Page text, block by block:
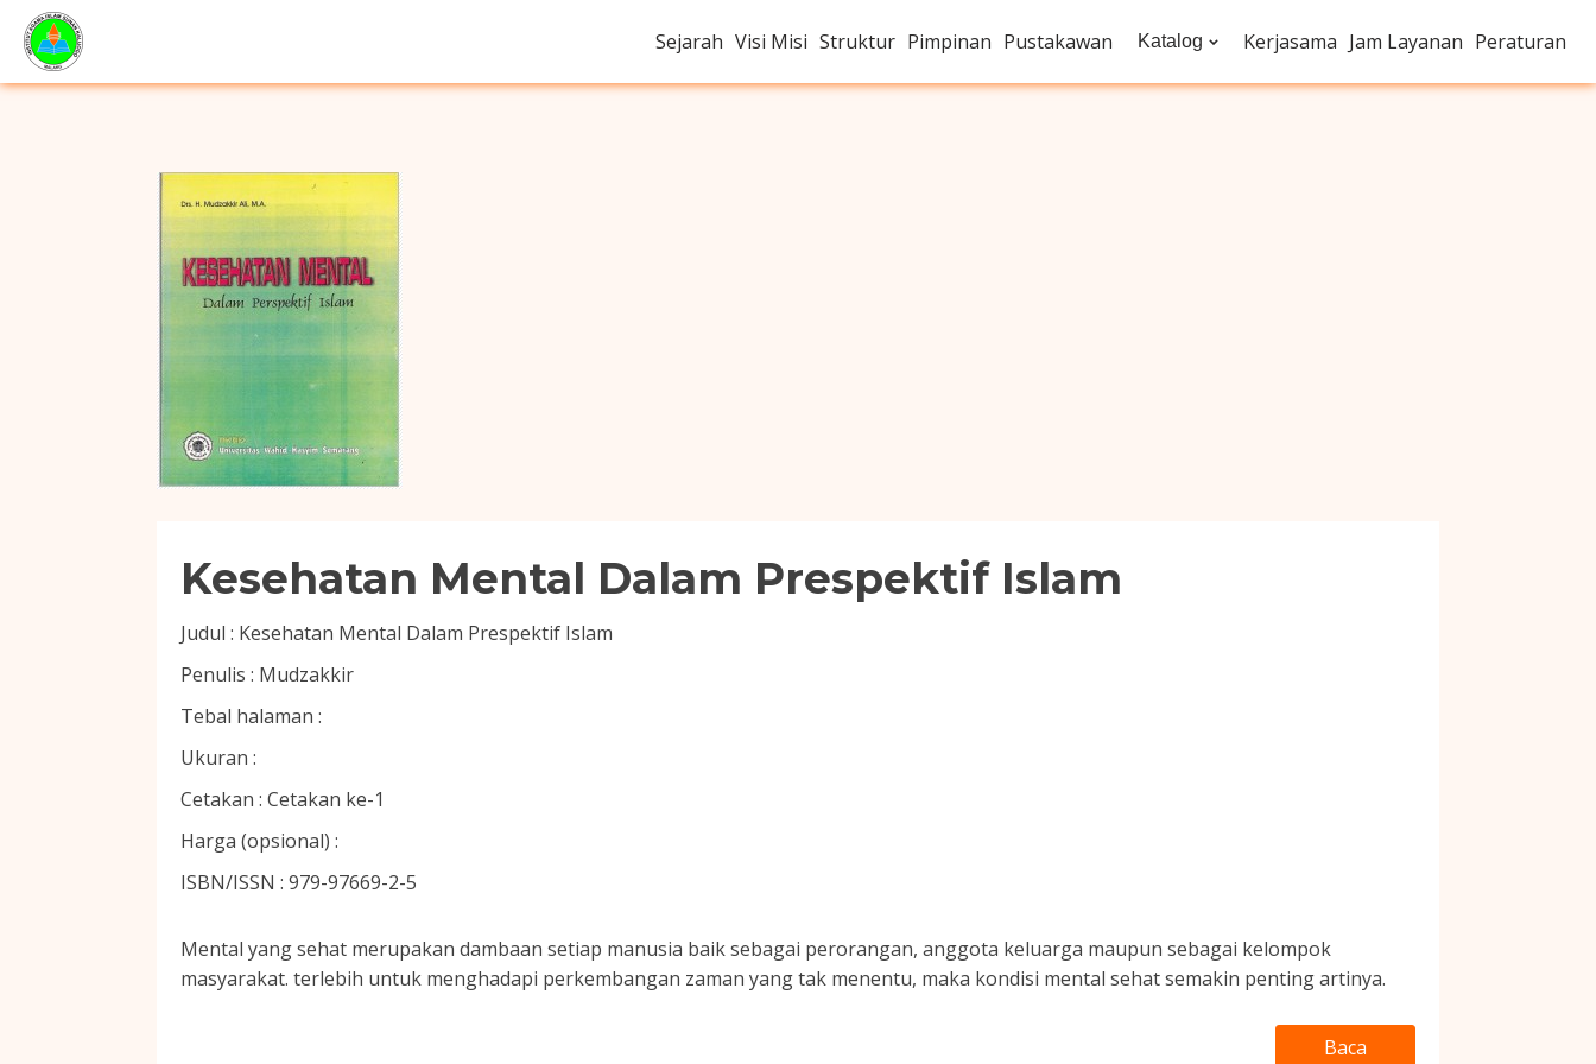
Sejarah Visi Misi Struktur Pimpinan Pustakawan Katalog Kerjasama Jam Layanan Peraturan
Kesehatan Mental Dalam Prespektif Islam
Judul : Kesehatan Mental Dalam Prespektif Islam
Penulis : Mudzakkir
Tebal halaman :
Ukuran :
Cetakan : Cetakan ke-1
Harga (opsional) :
ISBN/ISSN : 979-97669-2-5
Mental yang sehat merupakan dambaan setiap manusia baik sebagai perorangan, anggota keluarga maupun sebagai kelompok
masyarakat. terlebih untuk menghadapi perkembangan zaman yang tak menentu, maka kondisi mental sehat semakin penting artinya.
Baca